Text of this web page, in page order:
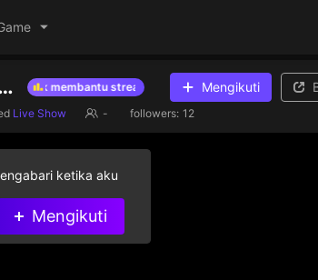
Live Channel membantu streamer yang ada di dalam daftar
Mengikuti
Live Show - followers: 12
ketika aku
Mengikuti